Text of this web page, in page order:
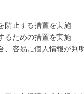
防止する措置を実施
るための措置を実施
、容易に個人情報が判